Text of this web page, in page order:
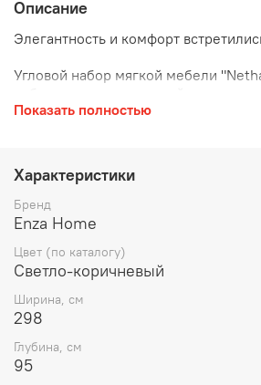
Описание
Элегантность и комфорт
Угловой набор мягкой мебели
стойку, делает его красоту и
матрасами для сидения и
позволяет спать.
Показать полностью
Характеристики
Бренд
Enza Home
Цвет (по каталогу)
Светло-коричневый
Ширина, см
298
Глубина, см
95